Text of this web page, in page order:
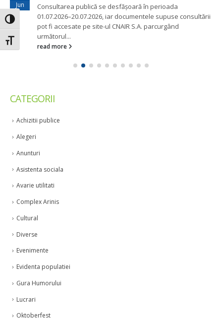
Toggle High Contrast
Toggle Font size
Jun
Consultarea publică se desfășoară în perioada
01.07.2026–20.07.2026, iar documentele supuse consultării
pot fi accesate pe site-ul CNAIR S.A. parcurgând
următorul...
read more
CATEGORII
Achizitii publice
Alegeri
Anunturi
Asistenta sociala
Avarie utilitati
Complex Arinis
Cultural
Diverse
Evenimente
Evidenta populatiei
Gura Humorului
Lucrari
Oktoberfest